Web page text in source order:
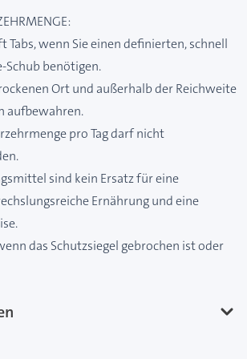
Tabs, wenn Sie einen definierten, schnell
benötigen.
Ort und außerhalb der Reichweite
aufbewahren.
pro Tag darf nicht
sind kein Ersatz für eine
Ernährung und eine
das Schutzsiegel gebrochen ist oder